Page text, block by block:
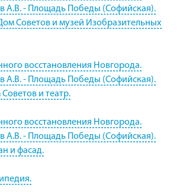
А.В. - Площадь Победы (Софийская).
Советов и музей Изобразительных
восстановления Новгорода.
А.В. - Площадь Победы (Софийская).
и театр.
восстановления Новгорода.
А.В. - Площадь Победы (Софийская).
и фасад.